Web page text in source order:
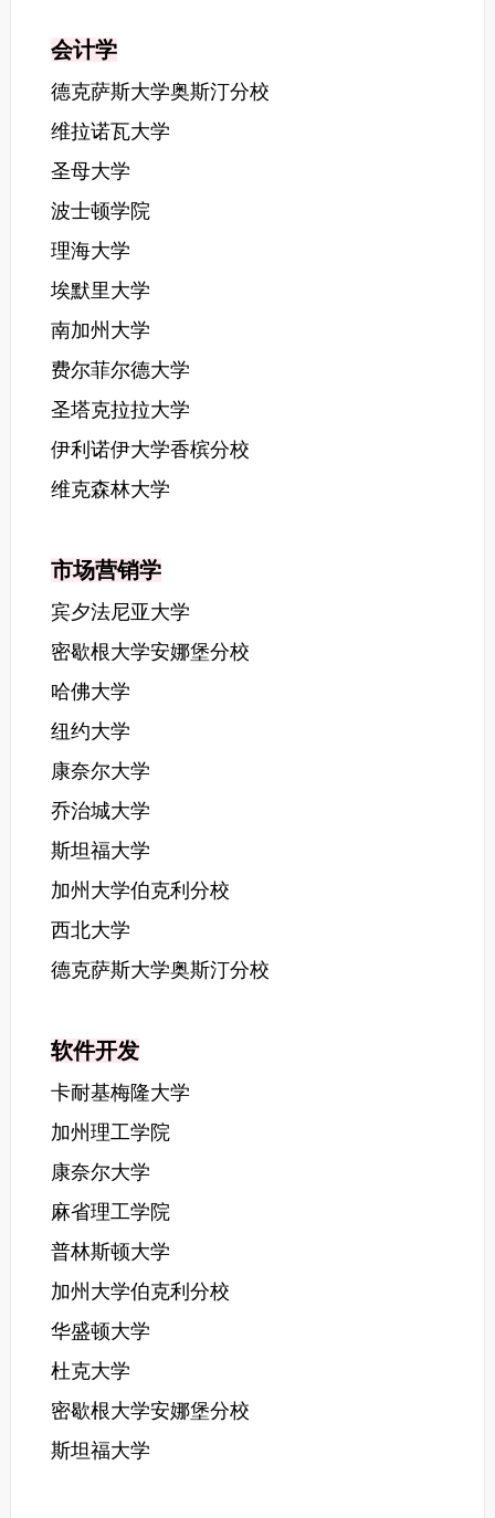
会计学
德克萨斯大学奥斯汀分校
维拉诺瓦大学
圣母大学
波士顿学院
理海大学
埃默里大学
南加州大学
费尔菲尔德大学
圣塔克拉拉大学
伊利诺伊大学香槟分校
维克森林大学
市场营销学
宾夕法尼亚大学
密歇根大学安娜堡分校
哈佛大学
纽约大学
康奈尔大学
乔治城大学
斯坦福大学
加州大学伯克利分校
西北大学
德克萨斯大学奥斯汀分校
软件开发
卡耐基梅隆大学
加州理工学院
康奈尔大学
麻省理工学院
普林斯顿大学
加州大学伯克利分校
华盛顿大学
杜克大学
密歇根大学安娜堡分校
斯坦福大学